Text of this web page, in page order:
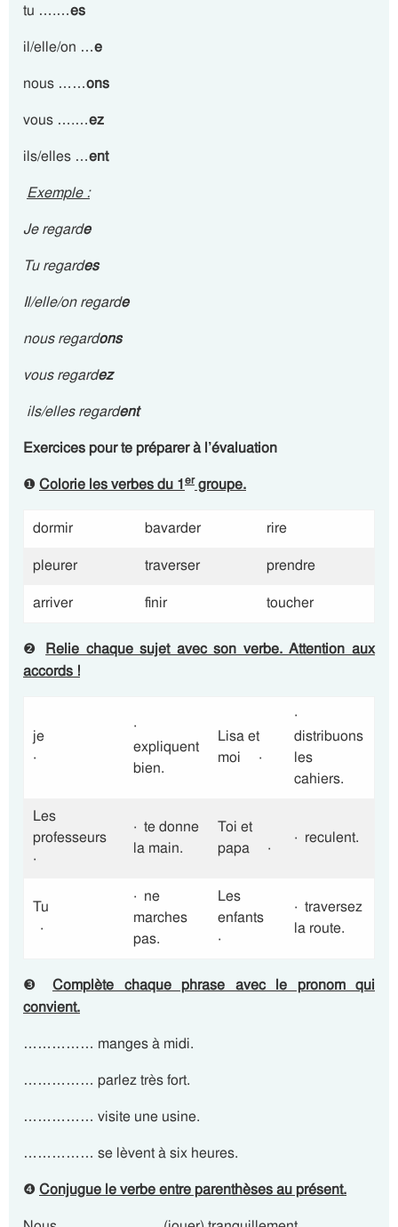
tu ….…es
il/elle/on …e
nous ……ons
vous ….…ez
ils/elles …ent
Exemple :
Je regarde
Tu regardes
Il/elle/on regarde
nous regardons
vous regardez
ils/elles regardent
Exercices pour te préparer à l’évaluation
❶Colorie les verbes du 1ergroupe.
dormir bavarder
rire
pleurer
traverser
prendre
arriver
finir toucher
❷ Relie chaque sujet avec son verbe. Attention aux
accords !
je
·
·
expliquent
bien.
Lisa et
moi ·
·
distribuons
les
cahiers.
Les
professeurs
·
· te donne
la main.
Toi et
papa ·
· reculent.
Tu
·
· ne
marches
pas.
Les
enfants
·
· traversez
la route.
❸ Complète chaque phrase avec le pronom qui
convient.
…………… manges à midi.
…………… parlez très fort.
…………… visite une usine.
…………… se lèvent à six heures.
❹Conjugue le verbe entre parenthèses au présent.